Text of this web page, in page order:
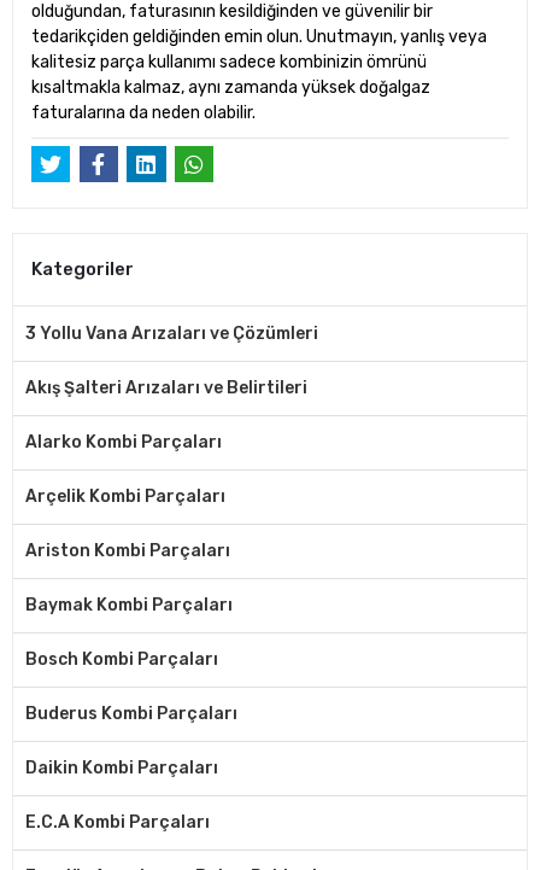
olduğundan, faturasının kesildiğinden ve güvenilir bir
tedarikçiden geldiğinden emin olun. Unutmayın, yanlış veya
kalitesiz parça kullanımı sadece kombinizin ömrünü
kısaltmakla kalmaz, aynı zamanda yüksek doğalgaz
faturalarına da neden olabilir.
Kategoriler
3 Yollu Vana Arızaları ve Çözümleri
Akış Şalteri Arızaları ve Belirtileri
Alarko Kombi Parçaları
Arçelik Kombi Parçaları
Ariston Kombi Parçaları
Baymak Kombi Parçaları
Bosch Kombi Parçaları
Buderus Kombi Parçaları
Daikin Kombi Parçaları
E.C.A Kombi Parçaları